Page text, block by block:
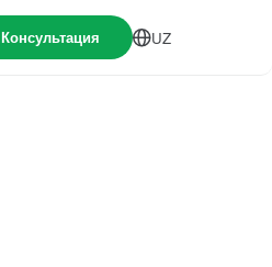
Консультация UZ